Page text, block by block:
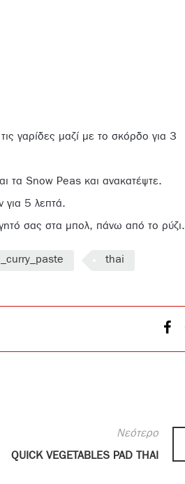
γαρίδες μαζί με το σκόρδο για 3
τα Snow Peas και ανακατέψτε.
για 5 λεπτά.
σας στα μπολ, πάνω από το ρύζι.
thai
Νεότερο
QUICK VEGETABLES PAD THAI